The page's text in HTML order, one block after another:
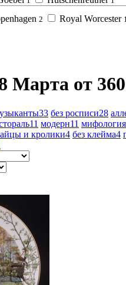
2 Royal Worcester
Марта от
33 без росписи28
11 модерн11 мифология
и кролики4 без клейма4